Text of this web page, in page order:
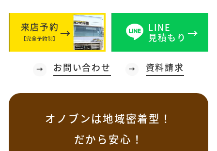
来店予約
【完全予約制】
LINE
見積もり
お問い合わせ 資料請求
オノブンは地域密着型！
だから安心！